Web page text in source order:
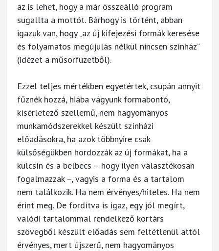
az is lehet, hogy a már összeálló program
sugallta a mottót. Bárhogy is történt, abban
igazuk van, hogy „az új kifejezési formák keresése
és folyamatos megújulás nélkül nincsen színház”
(idézet a műsorfüzetből).
Ezzel teljes mértékben egyetértek, csupán annyit
fűznék hozzá, hiába vágyunk formabontó,
kísérletező szellemű, nem hagyományos
munkamódszerekkel készült színházi
előadásokra, ha azok többnyire csak
külsőségükben hordozzák az új formákat, ha a
külcsín és a belbecs – hogy ilyen választékosan
fogalmazzak –, vagyis a forma és a tartalom
nem találkozik. Ha nem érvényes/hiteles. Ha nem
érint meg. De fordítva is igaz, egy jól megírt,
valódi tartalommal rendelkező kortárs
szövegből készült előadás sem feltétlenül attól
érvényes, mert újszerű, nem hagyományos